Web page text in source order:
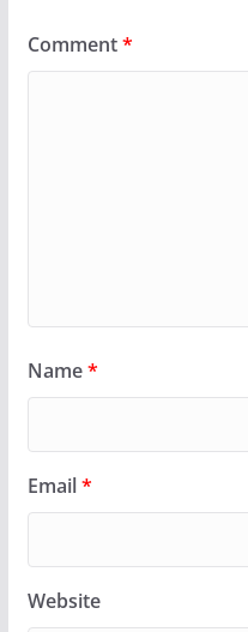
Comment*
Name*
Email*
Website